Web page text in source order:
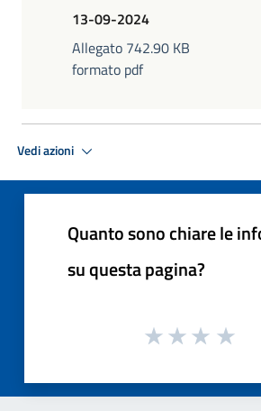
13-09-2024
Allegato 742.90 KB
formato pdf
Vedi azioni
Quanto sono chiare le
su questa pagina?